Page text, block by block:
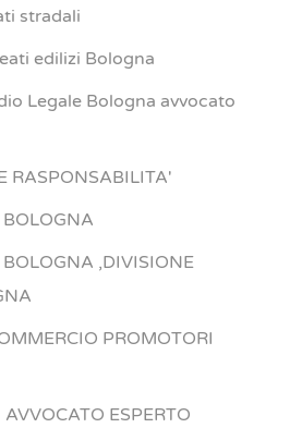
stradali
edilizi Bologna
Legale Bologna avvocato
RASPONSABILITA'
BOLOGNA
BOLOGNA ,DIVISIONE
PROMOTORI
ESPERTO